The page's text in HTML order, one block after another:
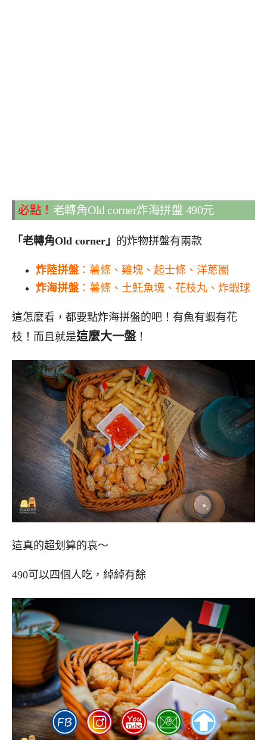
必點！ 老轉角Old corner炸海拼盤 490元
「老轉角Old corner」 的炸物拼盤有兩款
炸陸拼盤 ：薯條、雞塊、起士條、洋蔥圈
炸海拼盤 ：薯條、土魠魚塊、花枝丸、炸蝦球
這怎麼看，都要點炸海拼盤的吧！有魚有蝦有花
枝！而且就是這麼大一盤 ！
這真的超划算的哀～
490可以四個人吃，綽綽有餘